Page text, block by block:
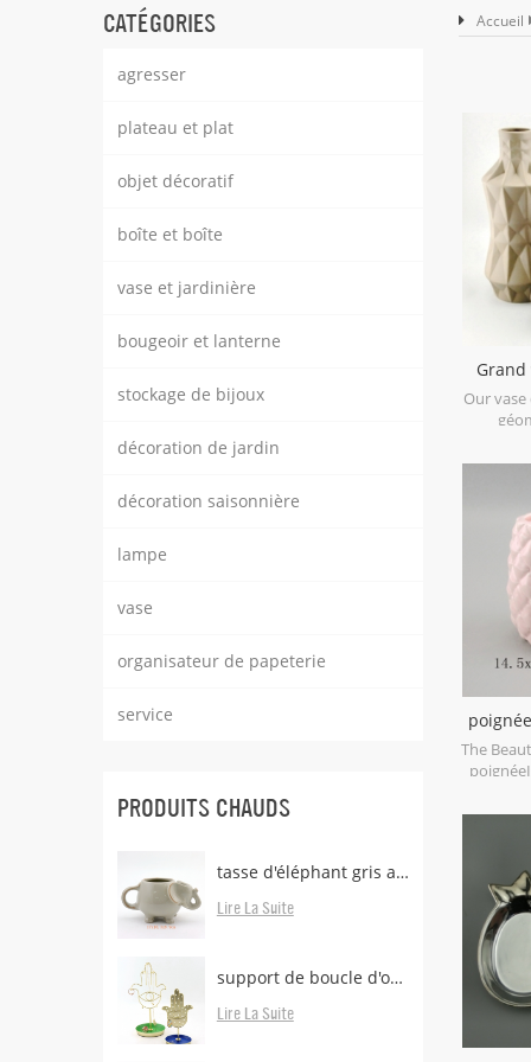
CATÉGORIES
agresser
plateau et plat
objet décoratif
boîte et boîte
vase et jardinière
bougeoir et lanterne
stockage de bijoux
décoration de jardin
décoration saisonnière
lampe
vase
organisateur de papeterie
service
PRODUITS CHAUDS
tasse d'éléphant gris avec support de sachet de thé
Lire La Suite
support de boucle d'oreille en laiton avec plateau
Lire La Suite
Accueil
Our
material
The